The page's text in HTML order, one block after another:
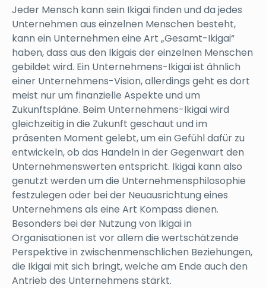
Jeder Mensch kann sein Ikigai finden und da jedes
Unternehmen aus einzelnen Menschen besteht,
kann ein Unternehmen eine Art „Gesamt-Ikigai“
haben, dass aus den Ikigais der einzelnen Menschen
gebildet wird. Ein Unternehmens-Ikigai ist ähnlich
einer Unternehmens-Vision, allerdings geht es dort
meist nur um finanzielle Aspekte und um
Zukunftspläne. Beim Unternehmens-Ikigai wird
gleichzeitig in die Zukunft geschaut und im
präsenten Moment gelebt, um ein Gefühl dafür zu
entwickeln, ob das Handeln in der Gegenwart den
Unternehmenswerten entspricht. Ikigai kann also
genutzt werden um die Unternehmensphilosophie
festzulegen oder bei der Neuausrichtung eines
Unternehmens als eine Art Kompass dienen.
Besonders bei der Nutzung von Ikigai in
Organisationen ist vor allem die wertschätzende
Perspektive in zwischenmenschlichen Beziehungen,
die Ikigai mit sich bringt, welche am Ende auch den
Antrieb des Unternehmens stärkt.